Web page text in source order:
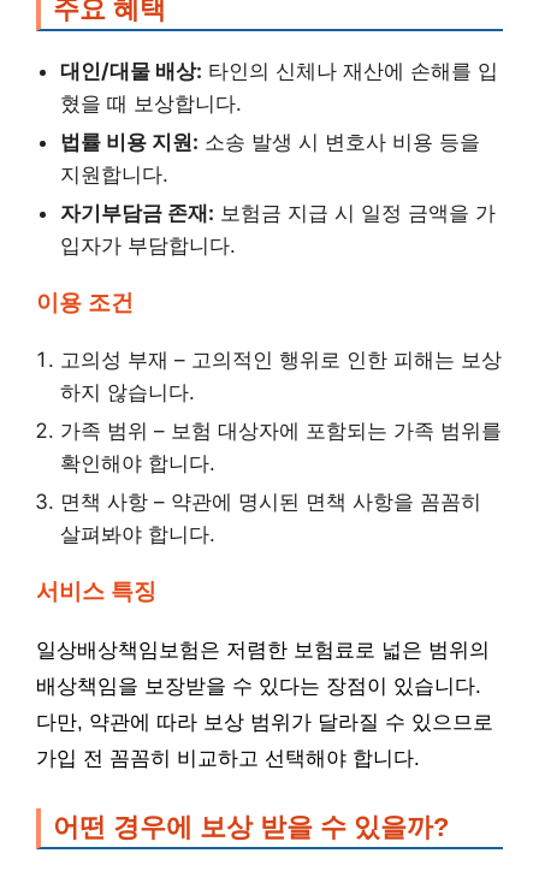
주요 혜택
대인/대물 배상: 타인의 신체나 재산에 손해를 입
혔을 때 보상합니다.
법률 비용 지원: 소송 발생 시 변호사 비용 등을
지원합니다.
자기부담금 존재: 보험금 지급 시 일정 금액을 가
입자가 부담합니다.
이용 조건
고의성 부재 – 고의적인 행위로 인한 피해는 보상
하지 않습니다.
가족 범위 – 보험 대상자에 포함되는 가족 범위를
확인해야 합니다.
면책 사항 – 약관에 명시된 면책 사항을 꼼꼼히
살펴봐야 합니다.
서비스 특징
일상배상책임보험은 저렴한 보험료로 넓은 범위의
배상책임을 보장받을 수 있다는 장점이 있습니다.
다만, 약관에 따라 보상 범위가 달라질 수 있으므로
가입 전 꼼꼼히 비교하고 선택해야 합니다.
어떤 경우에 보상 받을 수 있을까?